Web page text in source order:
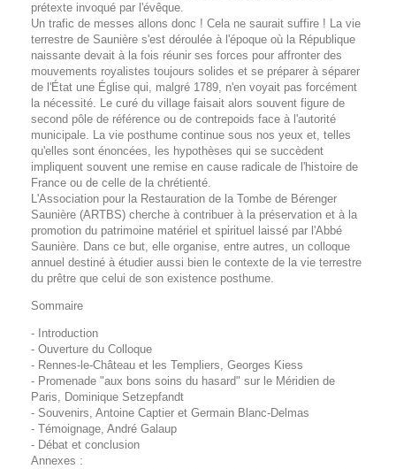
prétexte invoqué par l'évêque.
Un trafic de messes allons donc ! Cela ne saurait suffire ! La vie
terrestre de Saunière s'est déroulée à l'époque où la République
naissante devait à la fois réunir ses forces pour affronter des
mouvements royalistes toujours solides et se préparer à séparer
de l'État une Église qui, malgré 1789, n'en voyait pas forcément
la nécessité. Le curé du village faisait alors souvent figure de
second pôle de référence ou de contrepoids face à l'autorité
municipale. La vie posthume continue sous nos yeux et, telles
qu'elles sont énoncées, les hypothèses qui se succèdent
impliquent souvent une remise en cause radicale de l'histoire de
France ou de celle de la chrétienté.
L'Association pour la Restauration de la Tombe de Bérenger
Saunière (ARTBS) cherche à contribuer à la préservation et à la
promotion du patrimoine matériel et spirituel laissé par l'Abbé
Saunière. Dans ce but, elle organise, entre autres, un colloque
annuel destiné à étudier aussi bien le contexte de la vie terrestre
du prêtre que celui de son existence posthume.
Sommaire
- Introduction
- Ouverture du Colloque
- Rennes-le-Château et les Templiers, Georges Kiess
- Promenade "aux bons soins du hasard" sur le Méridien de
Paris, Dominique Setzepfandt
- Souvenirs, Antoine Captier et Germain Blanc-Delmas
- Témoignage, André Galaup
- Débat et conclusion
Annexes :